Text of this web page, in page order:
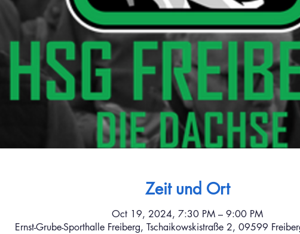
Zeit und Ort
Oct 19, 2024, 7:30 PM – 9:00 PM
Ernst-Grube-Sporthalle Freiberg, Tschaikowskistraße 2, 09599